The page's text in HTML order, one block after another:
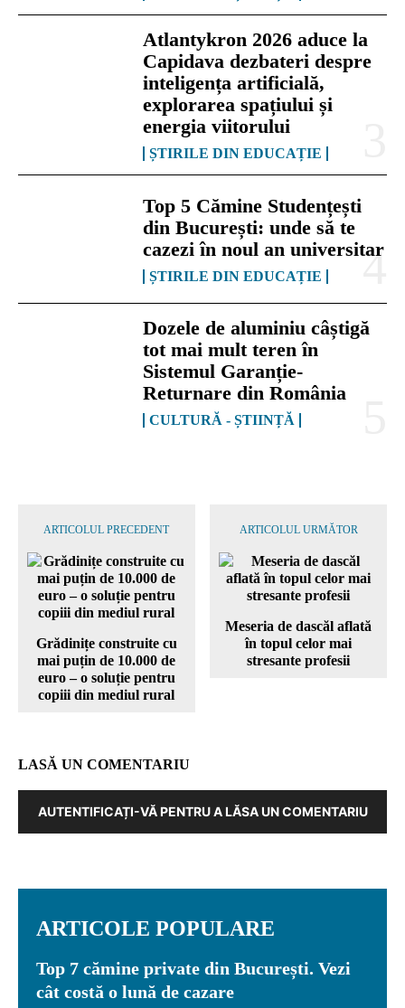
Atlantykron 2026 aduce la
Capidava dezbateri despre
inteligența artificială,
explorarea spațiului și
energia viitorului
ȘTIRILE DIN EDUCAȚIE
Top 5 Cămine Studențești
din București: unde să te
cazezi în noul an universitar
ȘTIRILE DIN EDUCAȚIE
Dozele de aluminiu câștigă
tot mai mult teren în
Sistemul Garanție-
Returnare din România
CULTURĂ - ȘTIINȚĂ
ARTICOLUL PRECEDENT
Grădinițe construite cu
mai puțin de 10.000 de
euro – o soluție pentru
copiii din mediul rural
ARTICOLUL URMĂTOR
Meseria de dascăl aflată
în topul celor mai
stresante profesii
LASĂ UN COMENTARIU
AUTENTIFICAȚI-VĂ PENTRU A LĂSA UN COMENTARIU
ARTICOLE POPULARE
Top 7 cămine private din București. Vezi
cât costă o lună de cazare